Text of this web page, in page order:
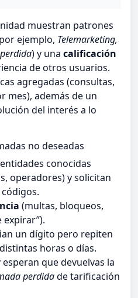
muestran patrones
ejemplo, Telemarketing,
) y una calificación
de otros usuarios.
agregadas (consultas,
mes), además de un
del interés a lo
no deseadas
conocidas
operadores) y solicitan
(multas, bloqueos,
expirar”).
un dígito pero repiten
horas o días.
que devuelvas la
perdidade tarificación